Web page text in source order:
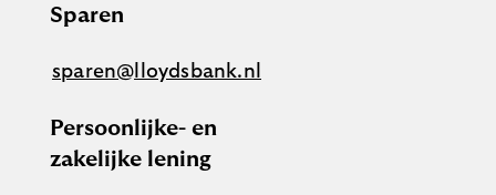
Sparen
sparen@lloydsbank.nl
Persoonlijke- en
zakelijke lening